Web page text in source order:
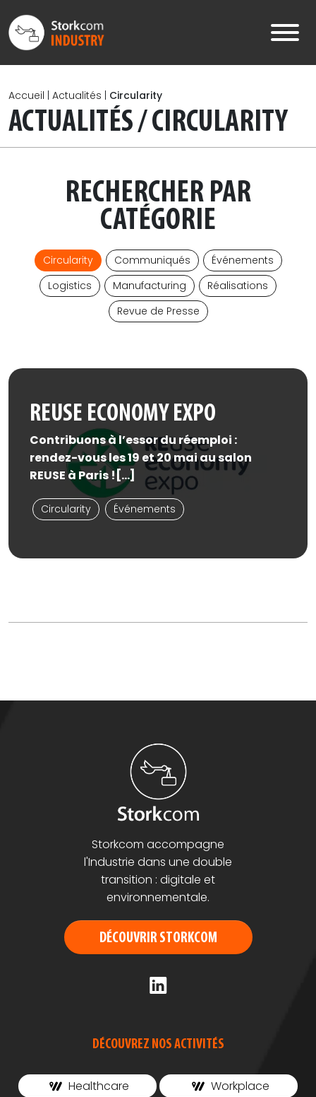
Accueil Actualités Circularity
ACTUALITÉS / CIRCULARITY
RECHERCHER PAR
CATÉGORIE
Circularity Communiqués
Événements
Logistics
Manufacturing
Réalisations
Revue de Presse
REUSE ECONOMY EXPO
Contribuons à l’essor du réemploi :
rendez-vous les 19 et 20 mai au salon
REUSE à Paris ![...]
Circularity Événements
Storkcom accompagne
l'Industrie dans une double
transition : digitale et
environnementale.
DÉCOUVRIR STORKCOM
DÉCOUVREZ NOS ACTIVITÉS
Healthcare
Workplace